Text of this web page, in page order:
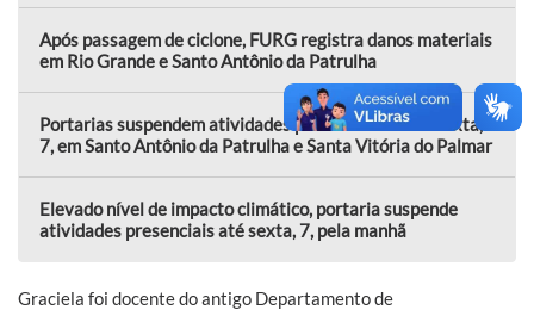
Após passagem de ciclone, FURG registra danos materiais
em Rio Grande e Santo Antônio da Patrulha
Portarias suspendem atividades presenciais nesta sexta,
7, em Santo Antônio da Patrulha e Santa Vitória do Palmar
Elevado nível de impacto climático, portaria suspende
atividades presenciais até sexta, 7, pela manhã
Graciela foi docente do antigo Departamento de